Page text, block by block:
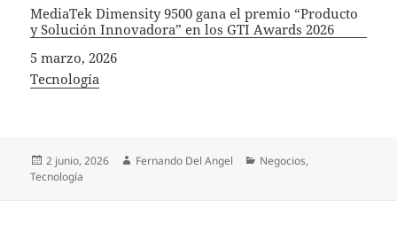
MediaTek Dimensity 9500 gana el premio “Producto
y Solución Innovadora” en los GTI Awards 2026
Fecha
5 marzo, 2026
In relation to
Tecnología
Publicado
el
2 junio, 2026 Autor
Fernando Del Angel Categorías
Negocios,
Tecnología